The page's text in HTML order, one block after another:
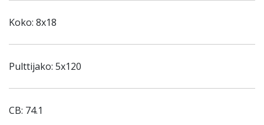
Koko: 8x18
Pulttijako: 5x120
CB: 74.1